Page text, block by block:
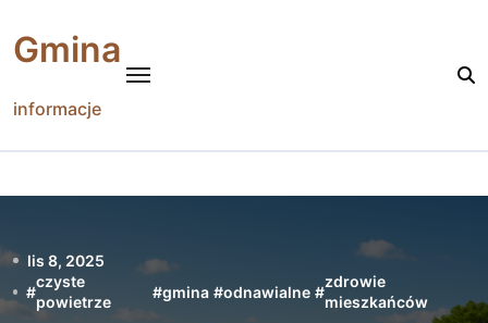
content
Gmina
informacje
lis 8, 2025
#
czyste
powietrze
#gmina #odnawialne #
zdrowie
mieszkańców